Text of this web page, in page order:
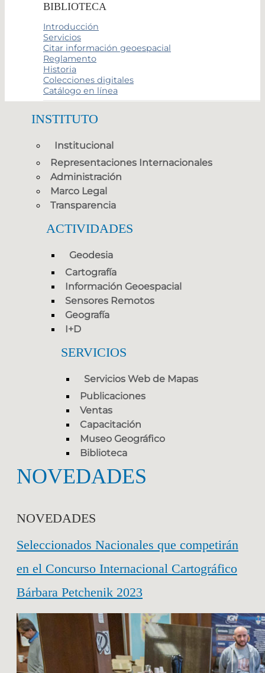
BIBLIOTECA
Introducción
Servicios
Citar información geoespacial
Reglamento
Historia
Colecciones digitales
Catálogo en línea
INSTITUTO
Institucional
Representaciones Internacionales
Administración
Marco Legal
Transparencia
ACTIVIDADES
Geodesia
Cartografía
Información Geoespacial
Sensores Remotos
Geografía
I+D
SERVICIOS
Servicios Web de Mapas
Publicaciones
Ventas
Capacitación
Museo Geográfico
Biblioteca
NOVEDADES
NOVEDADES
Seleccionados Nacionales que competirán
en el Concurso Internacional Cartográfico
Bárbara Petchenik 2023